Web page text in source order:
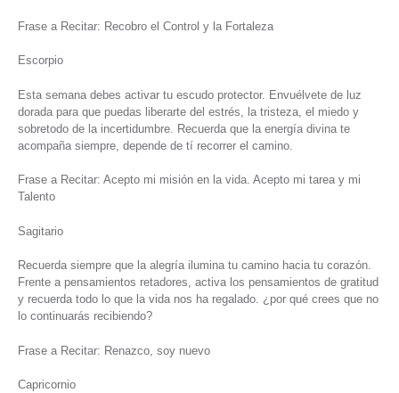
Frase a Recitar: Recobro el Control y la Fortaleza
Escorpio
Esta semana debes activar tu escudo protector. Envuélvete de luz
dorada para que puedas liberarte del estrés, la tristeza, el miedo y
sobretodo de la incertidumbre. Recuerda que la energía divina te
acompaña siempre, depende de tí recorrer el camino.
Frase a Recitar: Acepto mi misión en la vida. Acepto mi tarea y mi
Talento
Sagitario
Recuerda siempre que la alegría ilumina tu camino hacia tu corazón.
Frente a pensamientos retadores, activa los pensamientos de gratitud
y recuerda todo lo que la vida nos ha regalado. ¿por qué crees que no
lo continuarás recibiendo?
Frase a Recitar: Renazco, soy nuevo
Capricornio